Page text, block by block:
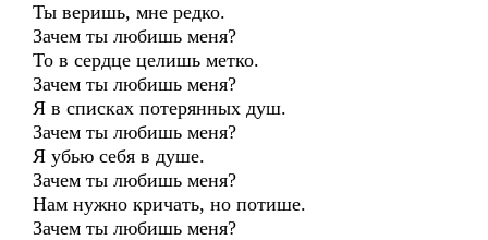
Ты веришь, мне редко.
Зачем ты любишь меня?
То в сердце целишь метко.
Зачем ты любишь меня?
Я в списках потерянных душ.
Зачем ты любишь меня?
Я убью себя в душе.
Зачем ты любишь меня?
Нам нужно кричать, но потише.
Зачем ты любишь меня?